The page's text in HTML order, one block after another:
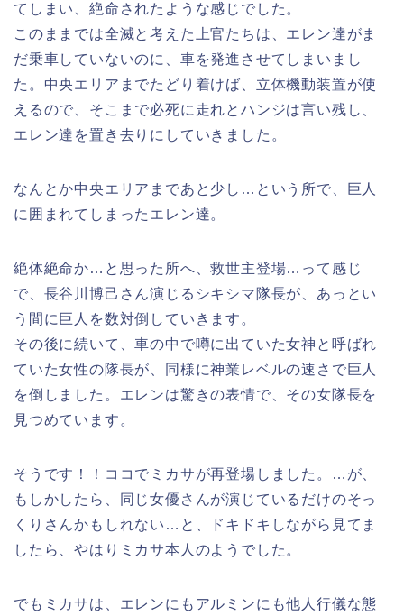
てしまい、絶命されたような感じでした。
このままでは全滅と考えた上官たちは、エレン達がま
だ乗車していないのに、車を発進させてしまいまし
た。中央エリアまでたどり着けば、立体機動装置が使
えるので、そこまで必死に走れとハンジは言い残し、
エレン達を置き去りにしていきました。
なんとか中央エリアまであと少し…という所で、巨人
に囲まれてしまったエレン達。
絶体絶命か…と思った所へ、救世主登場…って感じ
で、長谷川博己さん演じるシキシマ隊長が、あっとい
う間に巨人を数対倒していきます。
その後に続いて、車の中で噂に出ていた女神と呼ばれ
ていた女性の隊長が、同様に神業レベルの速さで巨人
を倒しました。エレンは驚きの表情で、その女隊長を
見つめています。
そうです！！ココでミカサが再登場しました。…が、
もしかしたら、同じ女優さんが演じているだけのそっ
くりさんかもしれない…と、ドキドキしながら見てま
したら、やはりミカサ本人のようでした。
でもミカサは、エレンにもアルミンにも他人行儀な態